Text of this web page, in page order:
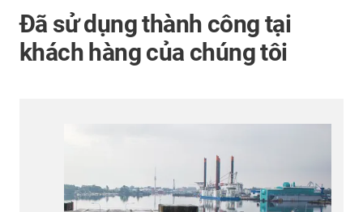
Đã sử dụng thành công tại
khách hàng của chúng tôi